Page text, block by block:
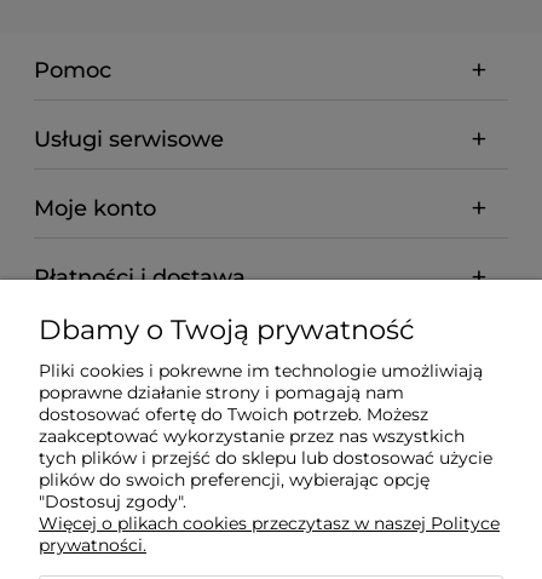
Pomoc
Usługi serwisowe
Moje konto
Płatności i dostawa
Informacje
O nas
Wyposażenie Gastronomii - Projekty Technologiczne -
Sklep Gastronomiczny - Serwis Sprzętu
Gastronomicznego | Gdańsk - Trójmiasto - Pomorskie
Dbamy o Twoją prywatność
Pliki cookies i pokrewne im technologie umożliwiają
poprawne działanie strony i pomagają nam
dostosować ofertę do Twoich potrzeb. Możesz
zaakceptować wykorzystanie przez nas wszystkich
tych plików i przejść do sklepu lub dostosować użycie
plików do swoich preferencji, wybierając opcję
"Dostosuj zgody".
Więcej o plikach cookies przeczytasz w naszej Polityce
prywatności.